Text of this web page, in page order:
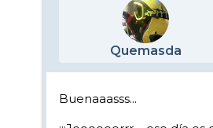
Diario de un friki
Nevasport Chile
Quemasda
Buenaaasss...